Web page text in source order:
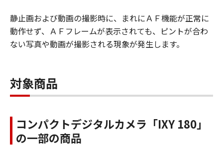
静止画および動画の撮影時に、まれにＡＦ機能が正常に
動作せず、ＡＦフレームが表示されても、ピントが合わ
ない写真や動画が撮影される現象が発生します。
対象商品
コンパクトデジタルカメラ「IXY 180」
の一部の商品